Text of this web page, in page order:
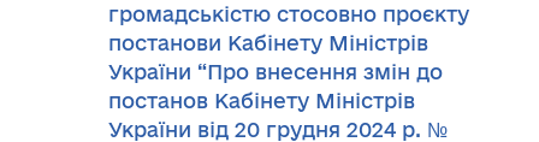
громадськістю стосовно проєкту
постанови Кабінету Міністрів
України “Про внесення змін до
постанов Кабінету Міністрів
України від 20 грудня 2024 р. №